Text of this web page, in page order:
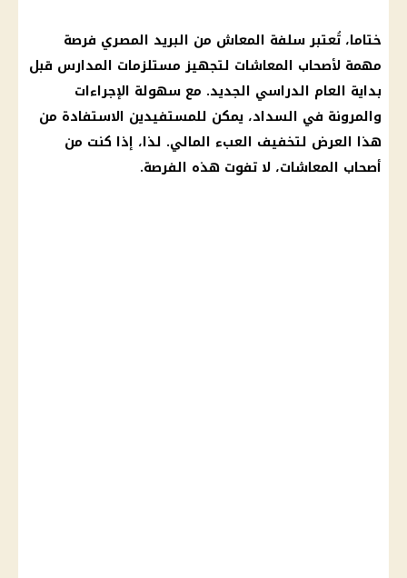
ختاما، تُعتبر سلفة المعاش من البريد المصري فرصة
مهمة لأصحاب المعاشات لتجهيز مستلزمات المدارس قبل
بداية العام الدراسي الجديد. مع سهولة الإجراءات
والمرونة في السداد، يمكن للمستفيدين الاستفادة من
هذا العرض لتخفيف العبء المالي. لذا، إذا كنت من
أصحاب المعاشات، لا تفوت هذه الفرصة.